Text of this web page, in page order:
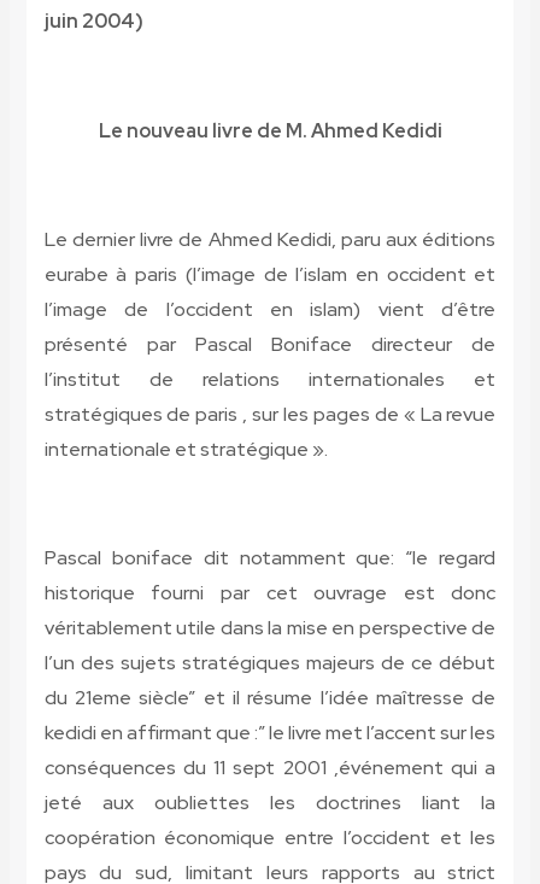
juin 2004)
Le nouveau livre de M. Ahmed Kedidi
Le dernier livre de Ahmed Kedidi, paru aux éditions
eurabe à paris (l’image de l’islam en occident et
l’image de l’occident en islam) vient d’être
présenté par Pascal Boniface directeur de
l’institut de relations internationales et
stratégiques de paris , sur les pages de « La revue
internationale et stratégique ».
Pascal boniface dit notamment que: “le regard
historique fourni par cet ouvrage est donc
véritablement utile dans la mise en perspective de
l’un des sujets stratégiques majeurs de ce début
du 21eme siècle” et il résume l’idée maîtresse de
kedidi en affirmant que :” le livre met l’accent sur les
conséquences du 11 sept 2001 ,événement qui a
jeté aux oubliettes les doctrines liant la
coopération économique entre l’occident et les
pays du sud, limitant leurs rapports au strict